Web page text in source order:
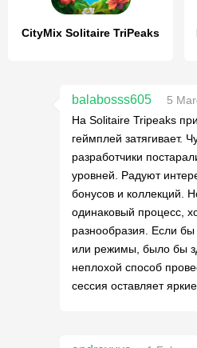
CityMix Solitaire TriPeaks
balabosss605
5
На Solitaire Tripeaks
геймплей затягивает.
разработчики
уровней. Радуют
бонусов и коллекций.
одинаковый процесс,
разнообразия. Если
или режимы, было бы
неплохой способ
сессия оставляет